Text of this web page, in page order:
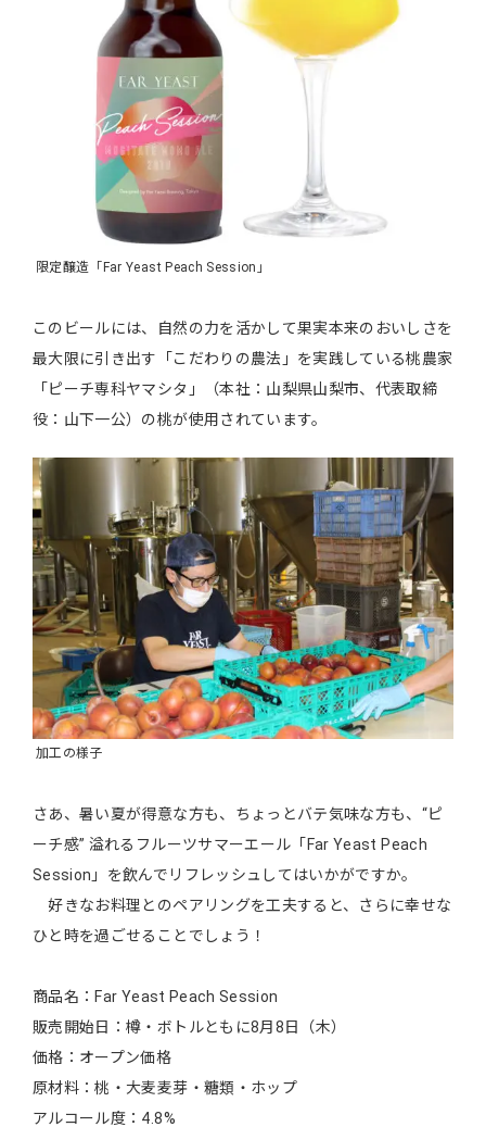
限定醸造「Far Yeast Peach Session」
このビールには、自然の力を活かして果実本来のおいしさを
最大限に引き出す「こだわりの農法」を実践している桃農家
「ピーチ専科ヤマシタ」（本社：山梨県山梨市、代表取締
役：山下一公）の桃が使用されています。
加工の様子
さあ、暑い夏が得意な方も、ちょっとバテ気味な方も、“ピ
ーチ感” 溢れるフルーツサマーエール「Far Yeast Peach
Session」を飲んでリフレッシュしてはいかがですか。
好きなお料理とのペアリングを工夫すると、さらに幸せな
ひと時を過ごせることでしょう！
商品名：Far Yeast Peach Session
販売開始日：樽・ボトルともに8月8日（木）
価格：オープン価格
原材料：桃・大麦麦芽・糖類・ホップ
アルコール度：4.8%